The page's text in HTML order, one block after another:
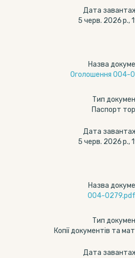
Дата
5 черв. 2026 р.,
Назва
Оголошення 004-
Тип
Паспорт
Дата
5 черв. 2026 р.,
Назва
004-0279.pdf
Тип
Копії документів та
Дата